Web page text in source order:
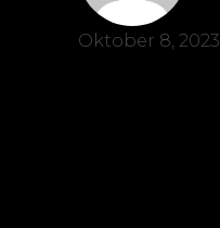
Oktober 8, 2023